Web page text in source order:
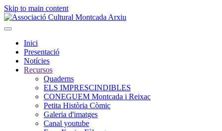
Skip to main content
Inici
Presentació
Notícies
Recursos
Quaderns
ELS IMPRESCINDIBLES
CONEGUEM Montcada i Reixac
Petita Història Còmic
Galeria d'imatges
Canal youtube